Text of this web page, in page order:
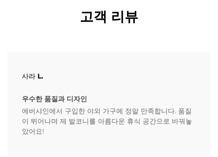
고객 리뷰
사라 L.
우수한 품질과 디자인
에버샤인에서 구입한 야외 가구에 정말 만족합니다. 품질
이 뛰어나며 제 발코니를 아름다운 휴식 공간으로 바꿔놓
았어요!